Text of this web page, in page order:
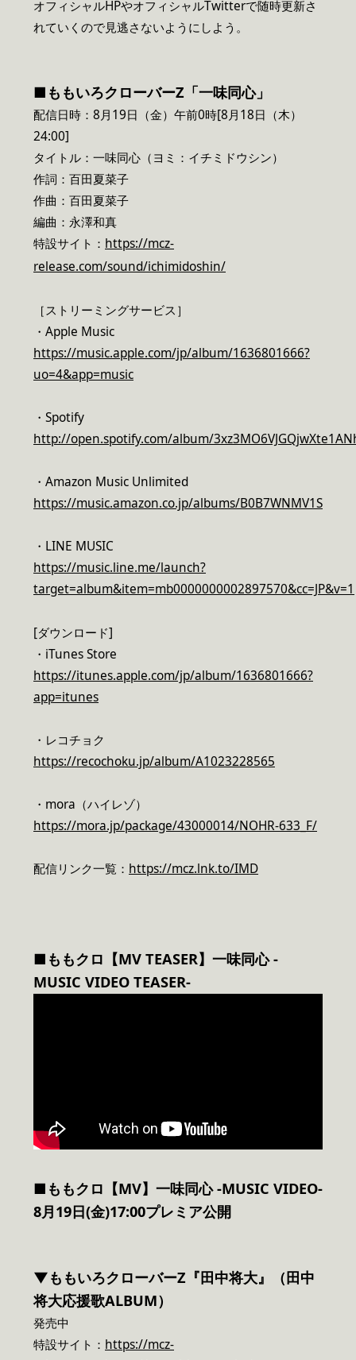
オフィシャルHPやオフィシャルTwitterで随時更新さ
れていくので見逃さないようにしよう。
■ももいろクローバーZ「一味同心」
配信日時：8月19日（金）午前0時[8月18日（木）
24:00]
タイトル：一味同心（ヨミ：イチミドウシン）
作詞：百田夏菜子
作曲：百田夏菜子
編曲：永澤和真
特設サイト： https://mcz-
release.com/sound/ichimidoshin/
［ストリーミングサービス］
・Apple Music
https://music.apple.com/jp/album/1636801666?
uo=4&app=music
・Spotify
http://open.spotify.com/album/
・Amazon Music Unlimited
https://music.amazon.co.jp/albums/B0B7WNMV1S
・LINE MUSIC
https://music.line.me/launch?
target=album&item=mb0000000002897570&cc=JP&v=1
[ダウンロード]
・iTunes Store
https://itunes.apple.com/jp/album/1636801666?
app=itunes
・レコチョク
https://recochoku.jp/album/A1023228565
・mora（ハイレゾ）
https://mora.jp/package/43000014/NOHR-633_F/
配信リンク一覧： https://mcz.lnk.to/IMD
■ももクロ【MV TEASER】 一味同心 -
MUSIC VIDEO TEASER-
■ももクロ【MV】 一味同心 -MUSIC VIDEO-
8月19日(金)17:00プレミア公開
▼ももいろクローバーZ『田中将大』（田中
将大応援歌ALBUM）
発売中
特設サイト： https://mcz-